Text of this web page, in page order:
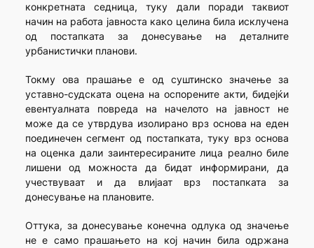
конкретната седница, туку дали поради таквиот
начин на работа јавноста како целина била исклучена
од постапката за донесување на деталните
урбанистички планови.
Токму ова прашање е од суштинско значење за
уставно-судската оцена на оспорените акти, бидејќи
евентуалната повреда на начелото на јавност не
може да се утврдува изолирано врз основа на еден
поединечен сегмент од постапката, туку врз основа
на оценка дали заинтересираните лица реално биле
лишени од можноста да бидат информирани, да
учествуваат и да влијаат врз постапката за
донесување на плановите.
Оттука, за донесување конечна одлука од значење
не е само прашањето на кој начин била одржана